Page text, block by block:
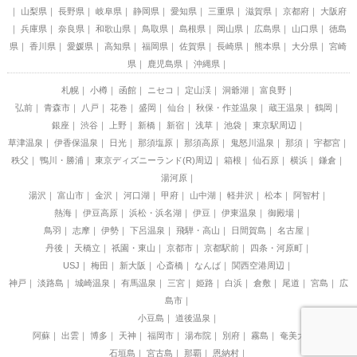
山梨県
長野県 岐阜県 静岡県 愛知県 三重県 滋賀県 京都府
大阪府
兵庫県
奈良県 和歌山県 鳥取県 島根県 岡山県 広島県 山口県
徳島
県
香川県 愛媛県 高知県 福岡県 佐賀県 長崎県 熊本県 大分県
宮崎
県
鹿児島県 沖縄県
札幌 小樽 函館 ニセコ 定山渓 洞爺湖
富良野
弘前
青森市 八戸 花巻 盛岡 仙台 秋保・作並温泉 蔵王温泉
鶴岡
銀座
渋谷 上野 新橋 新宿 浅草 池袋
東京駅周辺
草津温泉
伊香保温泉 日光 那須塩原 那須高原 鬼怒川温泉 那須
宇都宮
秩父
鴨川・勝浦 東京ディズニーランド(R)周辺 箱根 仙石原 横浜
鎌倉
湯河原
湯沢
富山市 金沢 河口湖 甲府 山中湖 軽井沢 松本
阿智村
熱海
伊豆高原 浜松・浜名湖 伊豆 伊東温泉
御殿場
鳥羽
志摩 伊勢 下呂温泉 飛騨・高山 日間賀島
名古屋
丹後
天橋立 祇園・東山 京都市 京都駅前
四条・河原町
USJ
梅田 新大阪 心斎橋 なんば
関西空港周辺
神戸
淡路島 城崎温泉 有馬温泉 三宮 姫路 白浜 倉敷 尾道 宮島
広
島市
小豆島
道後温泉
阿蘇
出雲 博多 天神 福岡市 湯布院 別府 霧島
奄美大島
石垣島
宮古島 那覇 恩納村